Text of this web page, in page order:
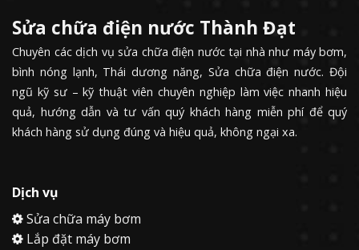
Sửa chữa điện nước Thành Đạt
Chuyên các dịch vụ sửa chữa điện nước tại nhà như máy bơm,
bình nóng lạnh, Thái dương năng, Sửa chữa điện nước. Đội
ngũ kỹ sư – kỹ thuật viên chuyên nghiệp làm việc nhanh hiệu
quả, hướng dẫn và tư vấn quý khách hàng miễn phí để quý
khách hàng sử dụng đúng và hiệu quả, không ngại xa.
Dịch vụ
Sửa chữa máy bơm
Lắp đặt máy bơm